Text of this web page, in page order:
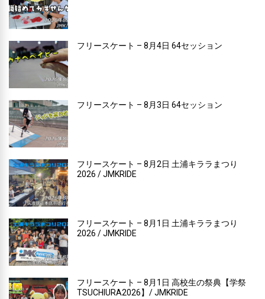
フリースケート – 8月4日 64セッション
フリースケート – 8月3日 64セッション
フリースケート – 8月2日 土浦キララまつり
2026 / JMKRIDE
フリースケート – 8月1日 土浦キララまつり
2026 / JMKRIDE
フリースケート – 8月1日 高校生の祭典【学祭
TSUCHIURA2026】/ JMKRIDE